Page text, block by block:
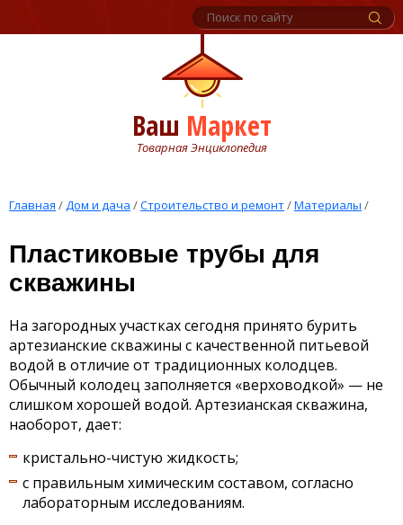
Ваш Маркет
Товарная Энциклопедия
Главная /Дом и дача /Строительство и ремонт/Материалы /
Пластиковые трубы для
скважины
На загородных участках сегодня принято бурить
артезианские скважины с качественной питьевой
водой в отличие от традиционных колодцев.
Обычный колодец заполняется «верховодкой» — не
слишком хорошей водой. Артезианская скважина,
наоборот, дает:
кристально-чистую жидкость;
с правильным химическим составом, согласно
лабораторным исследованиям.